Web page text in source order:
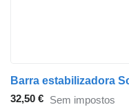
32,50 € Sem impostos